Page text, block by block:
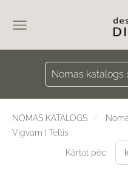
Nomas katalogs
NOMAS KATALOGS
Vigvam I Teltis
Kārtot pēc